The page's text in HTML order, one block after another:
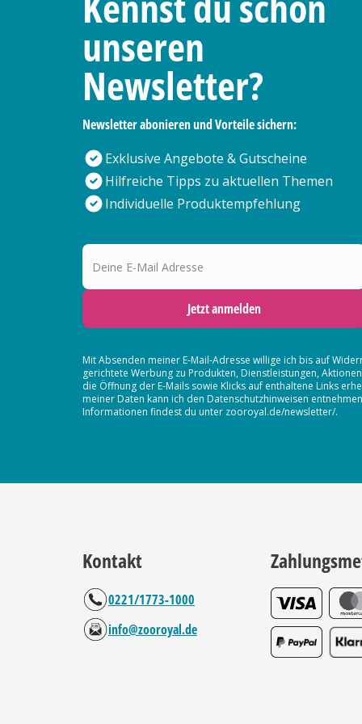
unseren
Newsletter?
Newsletter abonieren und Vorteile sichern:
Exklusive Angebote & Gutscheine
Hilfreiche Tipps zu aktuellen Themen
Individuelle Produktempfehlung
Deine E-Mail Adresse
Jetzt anmelden
Mit Absenden meiner E-Mail-Adresse willige ich bis auf
gerichtete Werbung zu Produkten, Dienstleistungen,
die Öffnung der E-Mails sowie Klicks auf enthaltene Links
meiner Daten kann ich den Datenschutzhinweisen
Informationen findest du unter zooroyal.de/newsletter/.
Kontakt
0221/1773-1000
info@zooroyal.de